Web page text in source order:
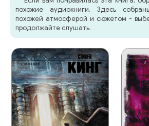
похожие аудиокниги. Здесь
похожей атмосферой и сюжетом -
продолжайте слушать.